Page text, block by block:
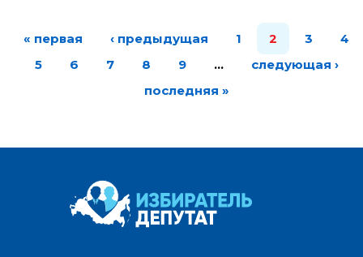
« первая ‹ предыдущая 1 2 3
4
5
6 7 8 9 …
следующая ›
последняя »